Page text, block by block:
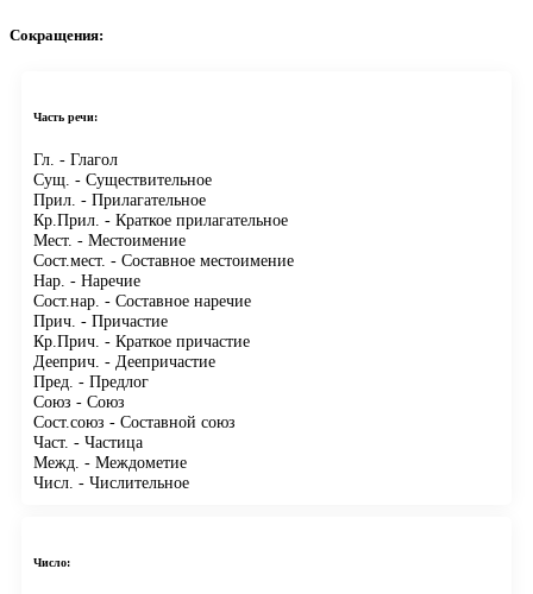
Сокращения:
Часть речи:
Гл. - Глагол
Сущ. - Существительное
Прил. - Прилагательное
Кр.Прил. - Краткое прилагательное
Мест. - Местоимение
Сост.мест. - Составное местоимение
Нар. - Наречие
Сост.нар. - Составное наречие
Прич. - Причастие
Кр.Прич. - Краткое причастие
Дееприч. - Деепричастие
Пред. - Предлог
Союз - Союз
Сост.союз - Составной союз
Част. - Частица
Межд. - Междометие
Числ. - Числительное
Число: